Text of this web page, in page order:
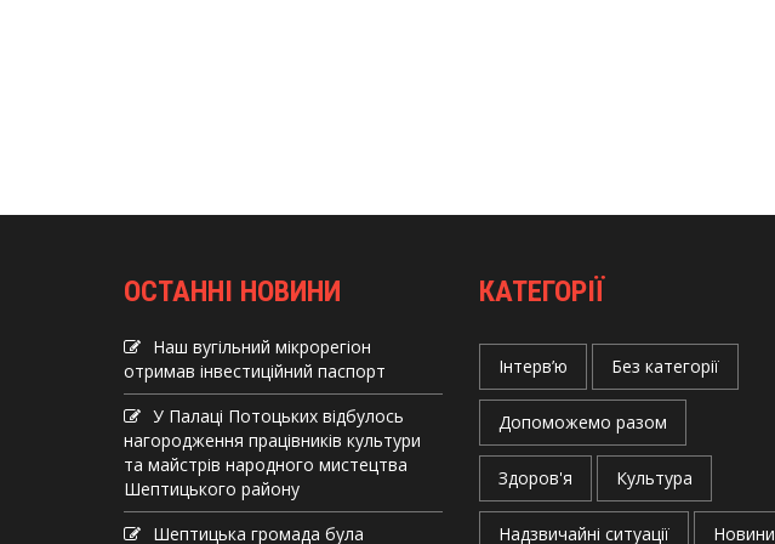
ОСТАННІ НОВИНИ
Наш вугільний мікрорегіон
отримав інвеcтиційний паспорт
У Палаці Потоцьких відбулось
нагородження працівників культури
та майстрів народного мистецтва
Шептицького району
Шептицька громада була
КАТЕГОРІЇ
Інтерв’ю Без категорії
Допоможемо разом
Здоров'я Культура
Надзвичайні ситуації Новини